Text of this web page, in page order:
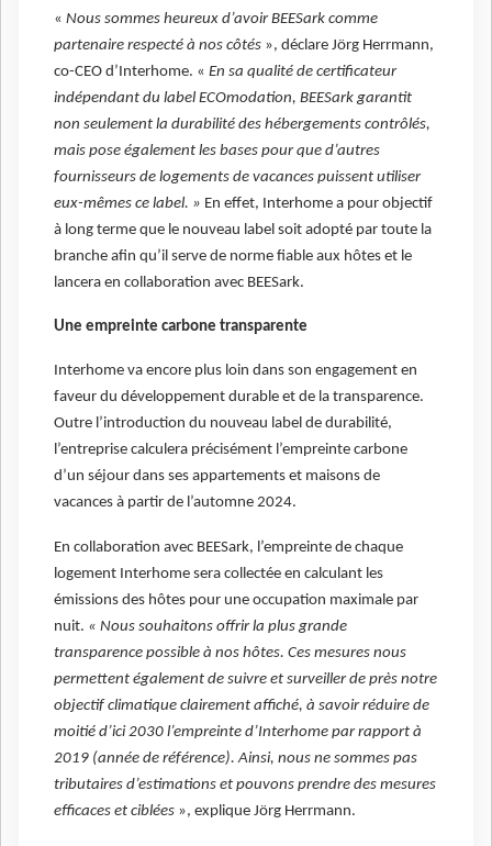
« Nous sommes heureux d’avoir BEESark comme
partenaire respecté à nos côtés », déclare Jörg Herrmann,
co-CEO d’Interhome. « En sa qualité de certificateur
indépendant du label ECOmodation, BEESark garantit
non seulement la durabilité des hébergements contrôlés,
mais pose également les bases pour que d’autres
fournisseurs de logements de vacances puissent utiliser
eux-mêmes ce label. » En effet, Interhome a pour objectif
à long terme que le nouveau label soit adopté par toute la
branche afin qu’il serve de norme fiable aux hôtes et le
lancera en collaboration avec BEESark.
Une empreinte carbone transparente
Interhome va encore plus loin dans son engagement en
faveur du développement durable et de la transparence.
Outre l’introduction du nouveau label de durabilité,
l’entreprise calculera précisément l’empreinte carbone
d’un séjour dans ses appartements et maisons de
vacances à partir de l’automne 2024.
En collaboration avec BEESark, l’empreinte de chaque
logement Interhome sera collectée en calculant les
émissions des hôtes pour une occupation maximale par
nuit. « Nous souhaitons offrir la plus grande
transparence possible à nos hôtes. Ces mesures nous
permettent également de suivre et surveiller de près notre
objectif climatique clairement affiché, à savoir réduire de
moitié d’ici 2030 l’empreinte d’Interhome par rapport à
2019 (année de référence). Ainsi, nous ne sommes pas
tributaires d’estimations et pouvons prendre des mesures
efficaces et ciblées », explique Jörg Herrmann.